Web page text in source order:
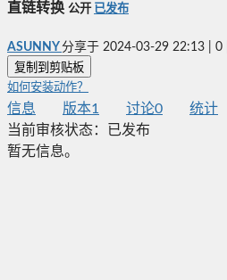
直链转换 公开 已发布
ASUNNY分享于 2024-03-29 22:13 0
复制到剪贴板
如何安装动作？
信息 版本1 讨论0 统计
当前审核状态：
已发布
暂无信息。